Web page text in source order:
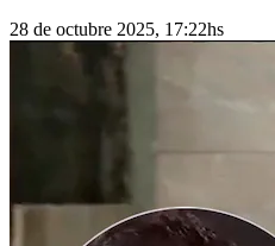
28 de octubre 2025, 17:22hs